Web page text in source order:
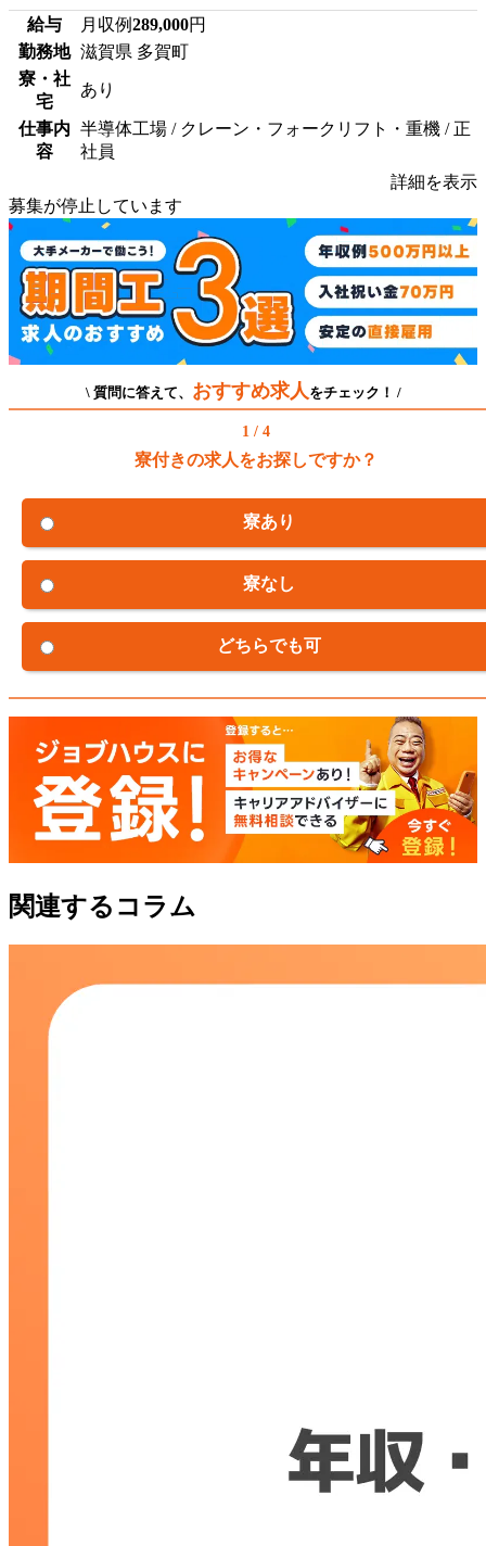
給与 月収例289,000円
勤務地 滋賀県 多賀町
寮・社
宅
あり
仕事内
容
半導体工場 / クレーン・フォークリフト・重機 / 正
社員
詳細を表示
募集が停止しています
\ 質問に答えて、 おすすめ求人 をチェック！ /
1 / 4
寮付きの求人をお探しですか？
寮あり
寮なし
どちらでも可
関連するコラム